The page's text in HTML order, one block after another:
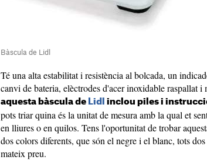
Bàscula de Lidl
Té una alta estabilitat i resistència al bolcada, un
canvi de bateria, elèctrodes d'acer inoxidable raspallat i
aquesta bàscula de Lidl inclou piles i
pots triar quina és la unitat de mesura amb la qual et
en lliures o en quilos. Tens l'oportunitat de trobar
dos colors diferents, que són el negre i el blanc, tots
mateix preu.